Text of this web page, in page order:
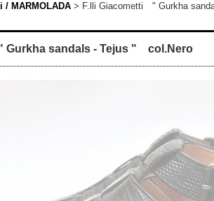
/ MARMOLADA > F.lli Giacometti " Gurkha
Gurkha sandals - Tejus " col.Nero